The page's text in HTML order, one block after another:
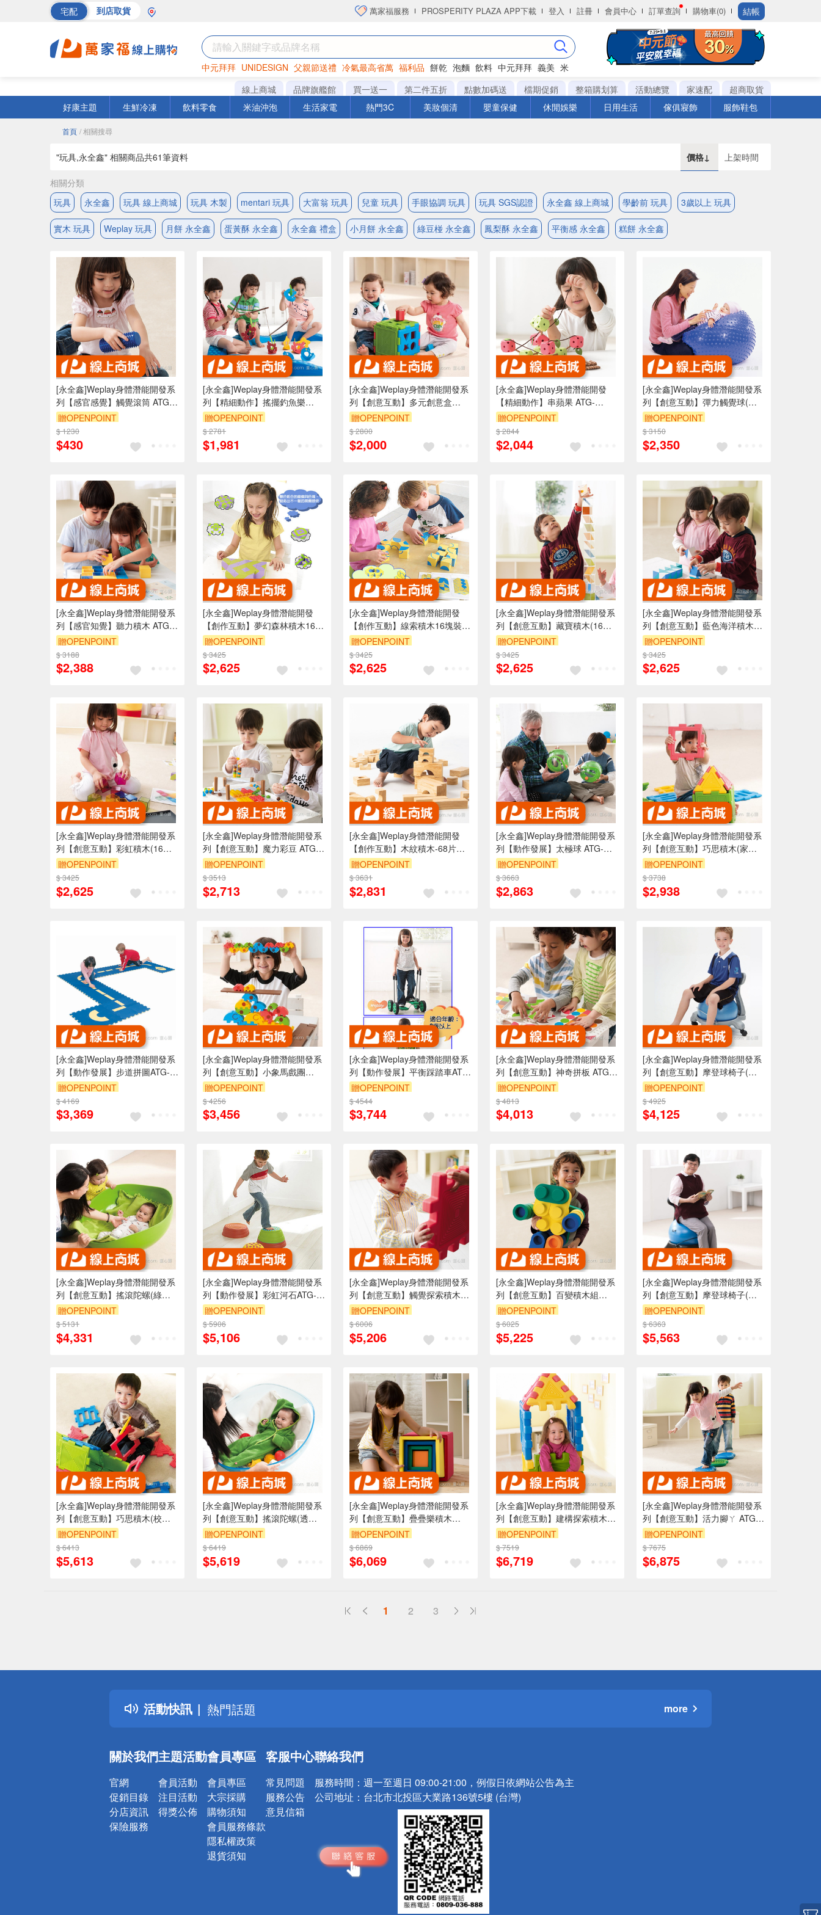
宅配 到店取貨 萬家福服務 PROSPERITY PLAZA APP下載 登入 註冊 會員中心 訂單查詢 購物車(0) 結帳
中元拜拜 UNIDESIGN 父親節送禮 冷氣最高省萬 福利品 餅乾 泡麵 飲料 中元拜拜 義美 米
罐頭 海苔 洋芋片
線上商城 品牌旗艦館 買一送一 第二件五折 點數加碼送 檔期促銷 整箱購划算 活動總覽 家速配
超商取貨
好康主題
生鮮冷凍 飲料零食 米油沖泡 生活家電 熱門3C 美妝個清 嬰童保健 休閒娛樂 日用生活 傢俱寢飾 服飾鞋包
首頁 / 相關搜尋
"玩具,永全鑫" 相關商品共61筆資料 價格↓ 上架時間
相關分類
玩具
永全鑫 玩具 線上商城 玩具 木製 mentari 玩具 大富翁 玩具 兒童 玩具 手眼協調 玩具 玩具 SGS認證 永全鑫 線上商城 學齡前 玩具 3歲以上 玩具
實木 玩具 Weplay 玩具 月餅 永全鑫 蛋黃酥 永全鑫 永全鑫 禮盒 小月餅 永全鑫 綠豆椪 永全鑫 鳳梨酥 永全鑫 平衡感 永全鑫 糕餅 永全鑫
[永全鑫]Weplay身體潛能開發系
列【感官感覺】觸覺滾筒 ATG-
KT3301
贈OPENPOINT
$ 1230
$430
[永全鑫]Weplay身體潛能開發系
列【精細動作】搖擺釣魚樂
ATG-KF0008
贈OPENPOINT
$ 2781
$1,981
[永全鑫]Weplay身體潛能開發系
列【創意互動】多元創意盒
ATG-KC3001
贈OPENPOINT
$ 2800
$2,000
[永全鑫]Weplay身體潛能開發
【精細動作】串蘋果 ATG-
KF0012
贈OPENPOINT
$ 2844
$2,044
[永全鑫]Weplay身體潛能開發系
列【創意互動】彈力觸覺球(直
徑75cm) ATG-KB0306
贈OPENPOINT
$ 3150
$2,350
[永全鑫]Weplay身體潛能開發系
列【感官知覺】聽力積木 ATG-
KT5001
贈OPENPOINT
$ 3188
$2,388
[永全鑫]Weplay身體潛能開發
【創作互動】夢幻森林積木16塊
裝ATG-KC2005
贈OPENPOINT
$ 3425
$2,625
[永全鑫]Weplay身體潛能開發
【創作互動】線索積木16塊裝
ATG-KC2003
贈OPENPOINT
$ 3425
$2,625
[永全鑫]Weplay身體潛能開發系
列【創意互動】藏寶積木(16塊)
ATG-KC2001
贈OPENPOINT
$ 3425
$2,625
[永全鑫]Weplay身體潛能開發系
列【創意互動】藍色海洋積木
(16塊) ATG-KC2004
贈OPENPOINT
$ 3425
$2,625
[永全鑫]Weplay身體潛能開發系
列【創意互動】彩虹積木(16塊)
ATG-KC2002
贈OPENPOINT
$ 3425
$2,625
[永全鑫]Weplay身體潛能開發系
列【創意互動】魔力彩豆 ATG-
KC2008
贈OPENPOINT
$ 3513
$2,713
[永全鑫]Weplay身體潛能開發
【創作互動】木紋積木-68片
ATG-KC2802-068
贈OPENPOINT
$ 3631
$2,831
[永全鑫]Weplay身體潛能開發系
列【動作發展】太極球 ATG-
KM0001
贈OPENPOINT
$ 3663
$2,863
[永全鑫]Weplay身體潛能開發系
列【創意互動】巧思積木(家庭
組) ATG-KC3002-028
贈OPENPOINT
$ 3738
$2,938
[永全鑫]Weplay身體潛能開發系
列【動作發展】步道拼圖ATG-
KM1802
贈OPENPOINT
$ 4169
$3,369
[永全鑫]Weplay身體潛能開發系
列【創意互動】小象馬戲團
ATG-KF0007
贈OPENPOINT
$ 4256
$3,456
[永全鑫]Weplay身體潛能開發系
列【動作發展】平衡踩踏車ATG-
KP6201
贈OPENPOINT
$ 4544
$3,744
[永全鑫]Weplay身體潛能開發系
列【創意互動】神奇拼板 ATG-
KC2009
贈OPENPOINT
$ 4813
$4,013
[永全鑫]Weplay身體潛能開發系
列【創意互動】摩登球椅子(小)
ATG-KE0312
贈OPENPOINT
$ 4925
$4,125
[永全鑫]Weplay身體潛能開發系
列【創意互動】搖滾陀螺(綠色)
ATG-KP2004-00G
贈OPENPOINT
$ 5131
$4,331
[永全鑫]Weplay身體潛能開發系
列【動作發展】彩虹河石ATG-
KT0008
贈OPENPOINT
$ 5906
$5,106
[永全鑫]Weplay身體潛能開發系
列【創意互動】觸覺探索積木
ATG-KT1001
贈OPENPOINT
$ 6006
$5,206
[永全鑫]Weplay身體潛能開發系
列【創意互動】百變積木組
ATG-KC2803
贈OPENPOINT
$ 6025
$5,225
[永全鑫]Weplay身體潛能開發系
列【創意互動】摩登球椅子(大)
ATG-KE0311-00K
贈OPENPOINT
$ 6363
$5,563
[永全鑫]Weplay身體潛能開發系
列【創意互動】巧思積木(校園
組) ATG-KC3002
贈OPENPOINT
$ 6413
$5,613
[永全鑫]Weplay身體潛能開發系
列【創意互動】搖滾陀螺(透明)
ATG-KP2004-00C
贈OPENPOINT
$ 6419
$5,619
[永全鑫]Weplay身體潛能開發系
列【創意互動】疊疊樂積木
ATG-KC2805
贈OPENPOINT
$ 6869
$6,069
[永全鑫]Weplay身體潛能開發系
列【創意互動】建構探索積木
ATG-KT1003
贈OPENPOINT
$ 7519
$6,719
[永全鑫]Weplay身體潛能開發系
列【創意互動】活力腳ㄚ ATG-
KT0012
贈OPENPOINT
$ 7675
$6,875
1 2 3
活動快訊
詐騙網頁！請小心！
得獎公告
熱門話題
銀行優惠
詐騙網頁！請小心！
more
關於我們
官網
促銷目錄
分店資訊
保險服務
主題活動
會員活動
注目活動
得獎公佈
會員專區
會員專區
大宗採購
購物須知
會員服務條款
隱私權政策
退貨須知
客服中心
常見問題
服務公告
意見信箱
聯絡我們
服務時間： 週一至週日 09:00-21:00，例假日依網站公告為主
公司地址： 台北市北投區大業路136號5樓 (台灣)